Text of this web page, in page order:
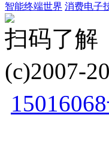
智能终端世界 消费电子
扫码了解
(c)2007-